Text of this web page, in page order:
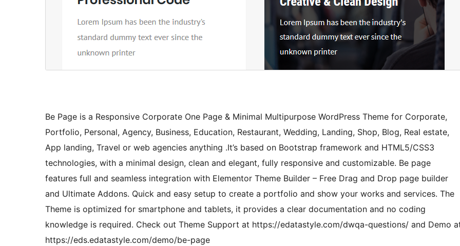
Be Page is a Responsive Corporate One Page & Minimal Multipurpose WordPress Theme for Corporate,
Portfolio, Personal, Agency, Business, Education, Restaurant, Wedding, Landing, Shop, Blog, Real estate,
App landing, Travel or web agencies anything .It’s based on Bootstrap framework and HTML5/CSS3
technologies, with a minimal design, clean and elegant, fully responsive and customizable. Be page
features full and seamless integration with Elementor Theme Builder – Free Drag and Drop page builder
and Ultimate Addons. Quick and easy setup to create a portfolio and show your works and services. The
Theme is optimized for smartphone and tablets, it provides a clear documentation and no coding
knowledge is required. Check out Theme Support at https://edatastyle.com/dwqa-questions/ and Demo
https://eds.edatastyle.com/demo/be-page